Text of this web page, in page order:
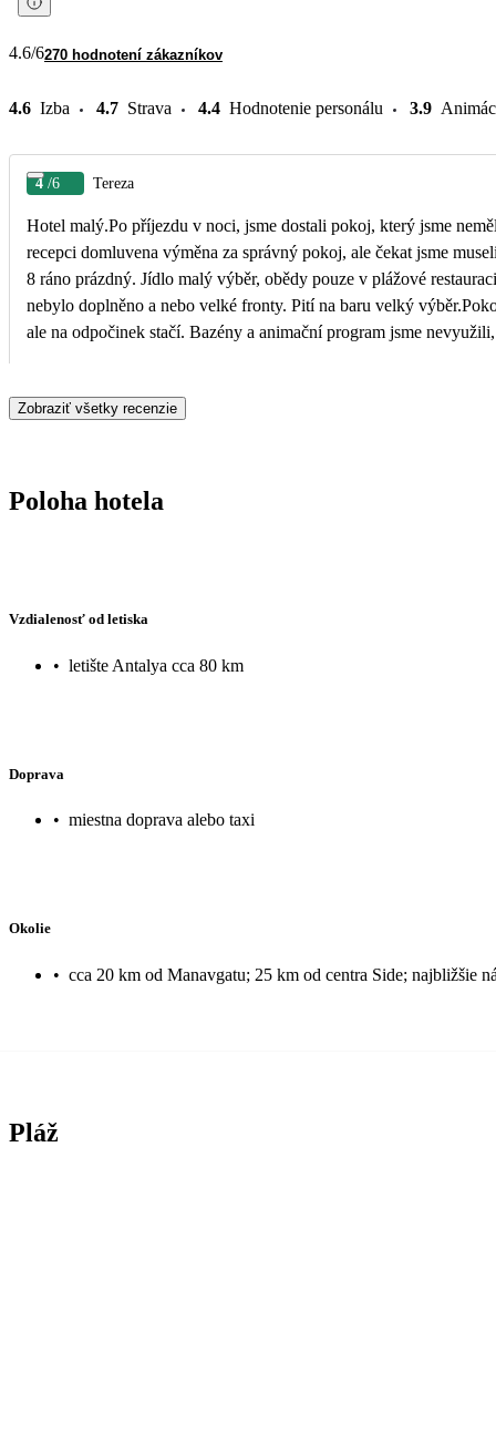
4.6/6270 hodnotení zákazníkov
4.6 Izba 4.7 Strava 4.4 Hodnotenie personálu 3.9
4 /6 Tereza
Hotel malý.Po příjezdu v noci, jsme dostali pokoj, který jsme
recepci domluvena výměna za správný pokoj, ale čekat jsme
8 ráno prázdný. Jídlo malý výběr, obědy pouze v plážové
nebylo doplněno a nebo velké fronty. Pití na baru velký
ale na odpočinek stačí. Bazény a animační program jsme
mořem a odpočinkem.
Zobraziť všetky recenzie
Poloha hotela
Vzdialenosť od letiska
• letište Antalya cca 80 km
Doprava
• miestna doprava alebo taxi
Okolie
• cca 20 km od Manavgatu; 25 km od centra Side; najbližšie
Pláž